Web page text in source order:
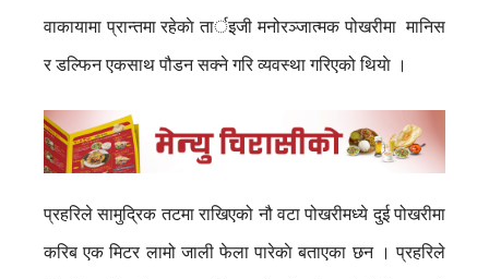
वाकायामा प्रान्तमा रहेकाे तार्इजी मनोरञ्जात्मक पोखरीमा मानिस
र डल्फिन एकसाथ पौडन सक्ने गरि व्यवस्था गरिएको थियाे ।
प्रहरिले सामुद्रिक तटमा राखिएको नौ वटा पोखरीमध्ये दुई पोखरीमा
करिब एक मिटर लामो जाली फेला पारेकाे बताएका छन । प्रहरिले